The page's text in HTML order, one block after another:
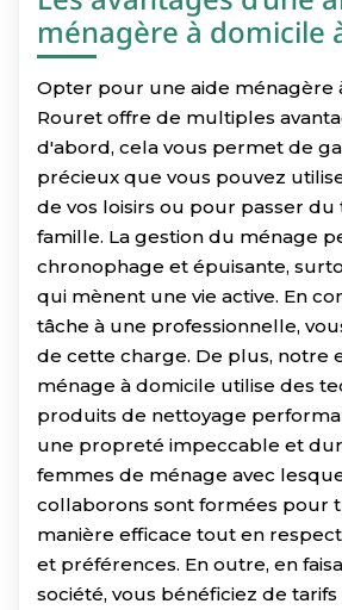
ménagère à domicile
Opter pour une aide ménagère
Rouret offre de multiples
d'abord, cela vous permet de
précieux que vous pouvez
de vos loisirs ou pour passer du
famille. La gestion du ménage
chronophage et épuisante,
qui mènent une vie active. En
tâche à une professionnelle,
de cette charge. De plus, notre
ménage à domicile utilise des
produits de nettoyage
une propreté impeccable et
femmes de ménage avec
collaborons sont formées pour
manière efficace tout en
et préférences. En outre, en
société, vous bénéficiez de